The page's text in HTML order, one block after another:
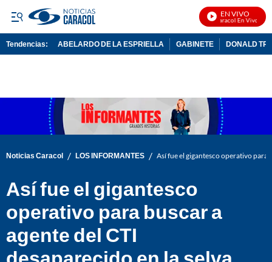
EN VIVO
Noticias Caracol En Vivo
Tendencias: ABELARDO DE LA ESPRIELLA GABINETE DONALD
Noticias Caracol / LOS INFORMANTES / Así fue el gigantesco operativo para
Así fue el gigantesco
operativo para buscar a
agente del CTI